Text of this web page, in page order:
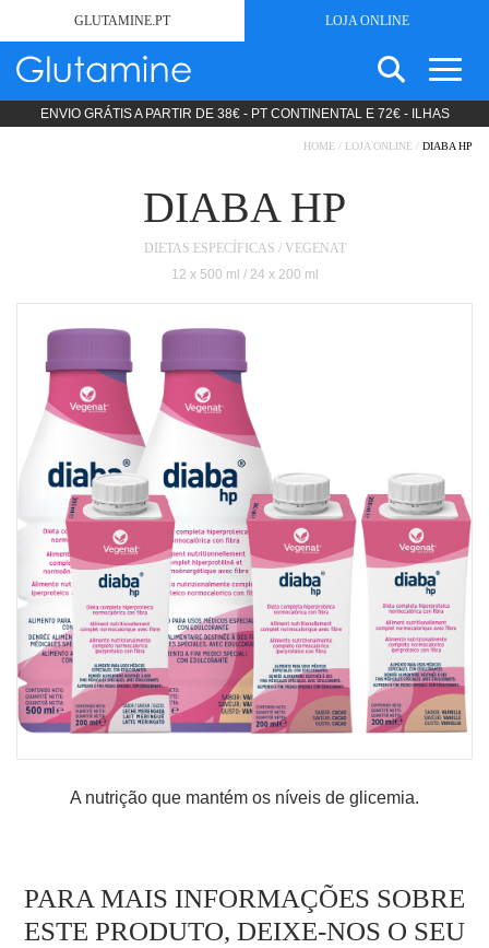
GLUTAMINE.PT LOJA ONLINE
SEM GLÚTEN
PRODUTOS LIPODIETA
PRODUTOS MODULARES
PROMOÇÕES
SOBRE
CONTACTOS
MINHA CONTA
CARRINHO DE COMPRAS
SEARCH
ENVIO GRÁTIS A PARTIR DE 38€ - PT CONTINENTAL E 72€ - ILHAS
HOME / LOJA ONLINE / DIABA HP
DIABA HP
DIETAS ESPECÍFICAS / VEGENAT
12 x 500 ml / 24 x 200 ml
A nutrição que mantém os níveis de glicemia.
PARA MAIS INFORMAÇÕES SOBRE
ESTE PRODUTO, DEIXE-NOS O SEU